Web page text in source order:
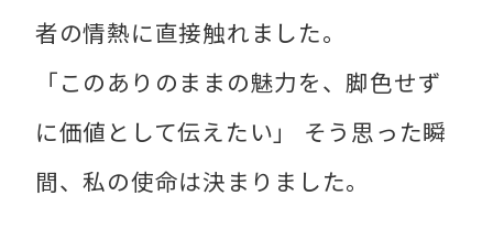
者の情熱に直接触れました。
「このありのままの魅力を、脚色せず
に価値として伝えたい」 そう思った瞬
間、私の使命は決まりました。